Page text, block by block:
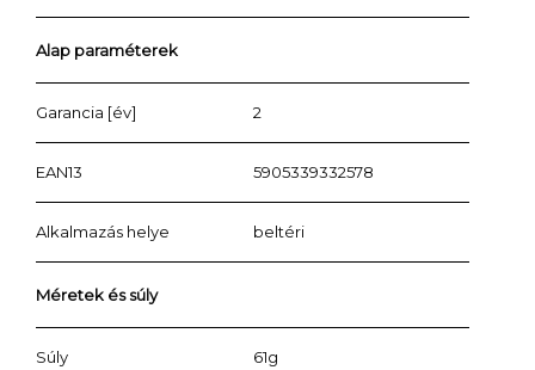
Alap paraméterek
Garancia [év] 2
EAN13 5905339332578
Alkalmazás helye beltéri
Méretek és súly
Súly 61g